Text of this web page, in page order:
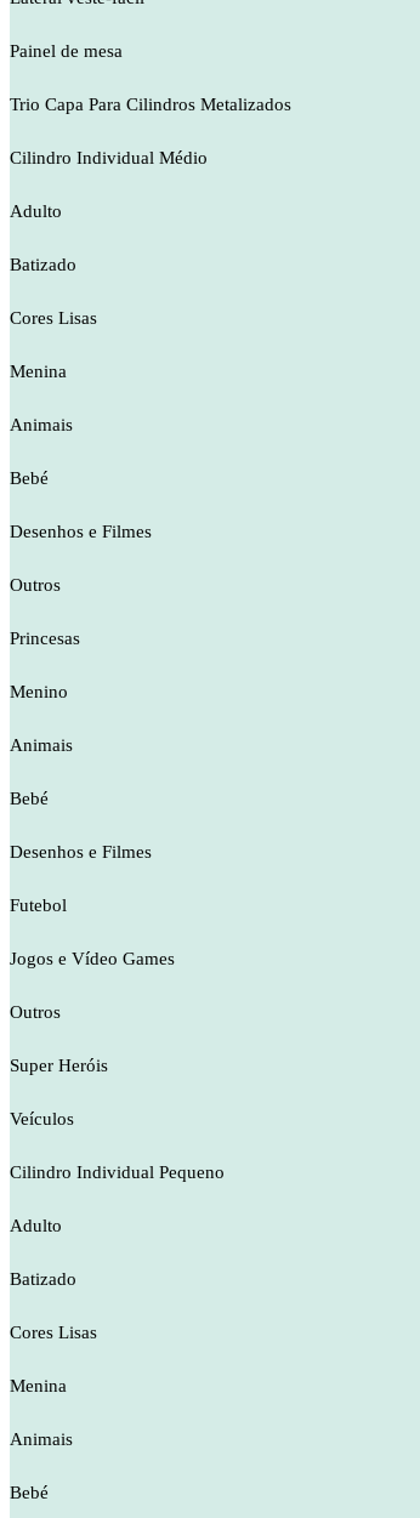
Painel de mesa
Trio Capa Para Cilindros Metalizados
Cilindro Individual Médio
Adulto
Batizado
Cores Lisas
Menina
Animais
Bebé
Desenhos e Filmes
Outros
Princesas
Menino
Animais
Bebé
Desenhos e Filmes
Futebol
Jogos e Vídeo Games
Outros
Super Heróis
Veículos
Cilindro Individual Pequeno
Adulto
Batizado
Cores Lisas
Menina
Animais
Bebé